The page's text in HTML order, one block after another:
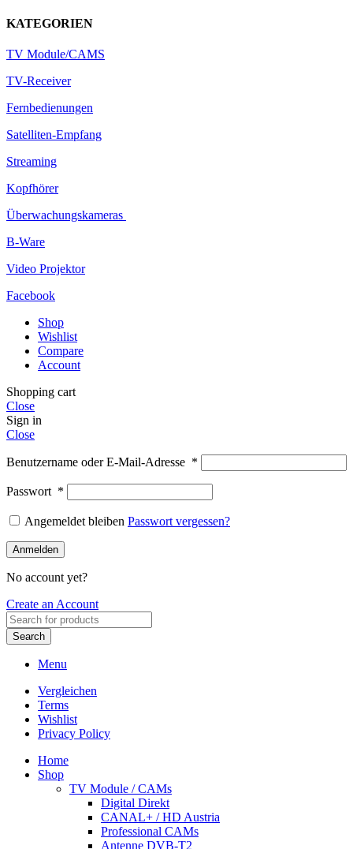
KATEGORIEN
TV Module/CAMS
TV-Receiver
Fernbedienungen
Satelliten-Empfang
Streaming
Kopfhörer
Überwachungskameras
B-Ware
Video Projektor
Facebook
Shop
Wishlist
Compare
Account
Shopping cart
Close
Sign in
Close
Benutzername oder E-Mail-Adresse *
Passwort *
Angemeldet bleiben Passwort vergessen?
Anmelden
No account yet?
Create an Account
Search
Menu
Vergleichen
Terms
Wishlist
Privacy Policy
Home
Shop
TV Module / CAMs
Digital Direkt
CANAL+ / HD Austria
Professional CAMs
Antenne DVB-T2